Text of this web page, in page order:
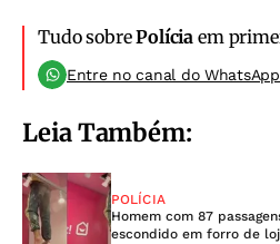
Tudo sobrePolícia em
Entre no canal do
Leia Também:
POLÍCIA
Homem com 87
escondido em forro de